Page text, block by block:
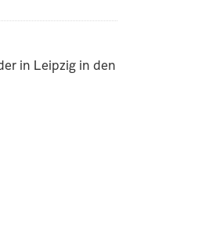
in Leipzig in den